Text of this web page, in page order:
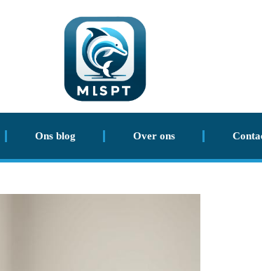
Ons blog Over ons